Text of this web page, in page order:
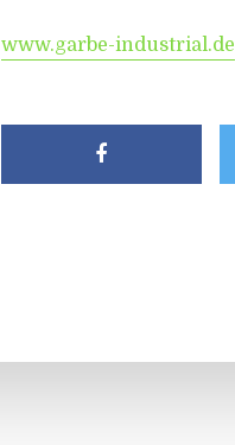
www.garbe-industrial.de